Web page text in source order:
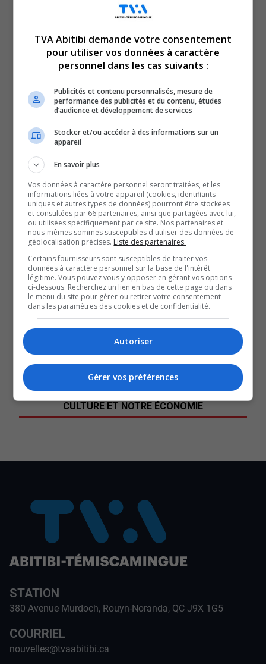
de préfet de la MRC
d’Abitibi-Ouest.
C’est hier que les membres du conseil de la MRC ont
réélu monsieur Bégin à titre de préfet lors de la séance
ordinaire du conseil de la MRC.
C’est donc un sixième mandat de deux ans pour Jaclin
Bégin qui est aussi maire de Sainte-Germaine-Boulé.
Ce dernier se dit très reconnaissant et souhaite
poursuivre ses efforts dans plusieurs dossiers,
notamment l’attractivité de la MRC et l’immigration.
QUESTION DU JOUR
Commentaires
SOUTENIR NOS MÉDIAS, C’EST PROTÉGER NOTRE
CULTURE ET NOTRE ÉCONOMIE
STATION
380 Avenue Murdoch, Rouyn-Noranda, QC J9X 1G5
COURRIEL
nouvelles@tvaabitibi.ca
TVA Abitibi demande votre consentement
pour utiliser vos données à caractère
personnel dans les cas suivants :
Publicités et contenu personnalisés, mesure de
performance des publicités et du contenu, études
d’audience et développement de services
Stocker et/ou accéder à des informations sur un
appareil
En savoir plus
Vos données à caractère personnel seront traitées, et les
informations liées à votre appareil (cookies, identifiants
uniques et autres types de données) pourront être stockées
et consultées par 66 partenaires, ainsi que partagées avec lui,
ou utilisées spécifiquement par ce site. Nos partenaires et
nous-mêmes sommes susceptibles d'utiliser des données de
géolocalisation précises. Liste des partenaires.
Certains fournisseurs sont susceptibles de traiter vos
données à caractère personnel sur la base de l'intérêt
légitime. Vous pouvez vous y opposer en gérant vos options
ci-dessous. Recherchez un lien en bas de cette page ou dans
le menu du site pour gérer ou retirer votre consentement
dans les paramètres des cookies et de confidentialité.
Autoriser
Gérer vos préférences